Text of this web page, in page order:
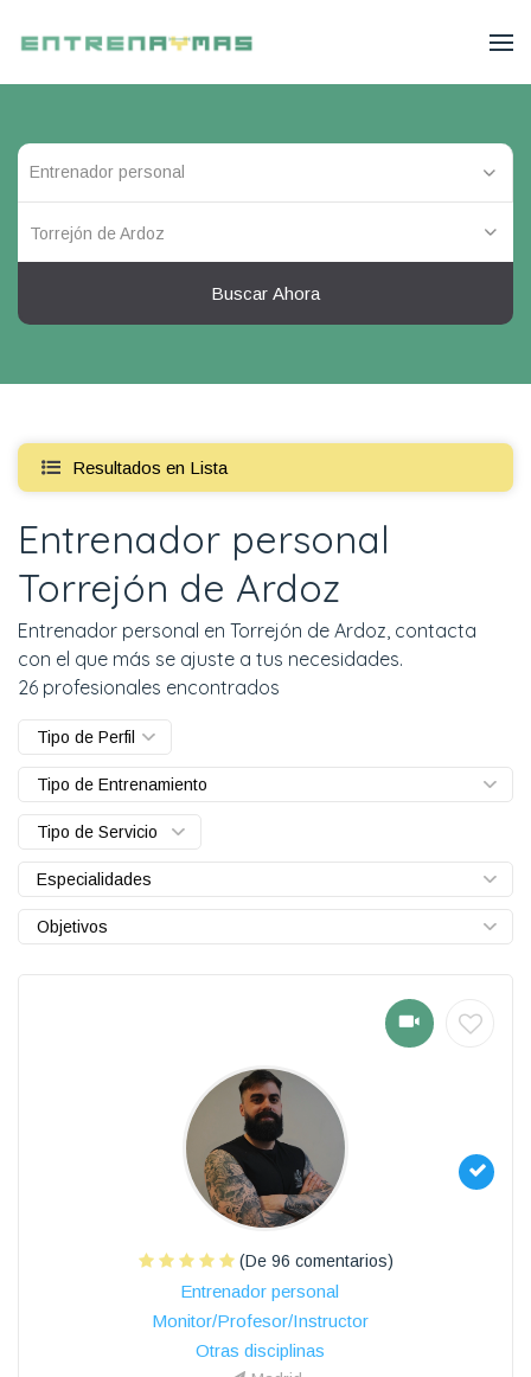
Torrejón de Ardoz
Buscar Ahora
Resultados en Lista
Entrenador personal
Torrejón de Ardoz
Entrenador personal en Torrejón de Ardoz, contacta
con el que más se ajuste a tus necesidades.
26 profesionales encontrados
Tipo de Perfil
Tipo de Entrenamiento
Tipo de Servicio
Especialidades
Objetivos
(De 96 comentarios)
Entrenador personal
Monitor/Profesor/Instructor
Otras disciplinas